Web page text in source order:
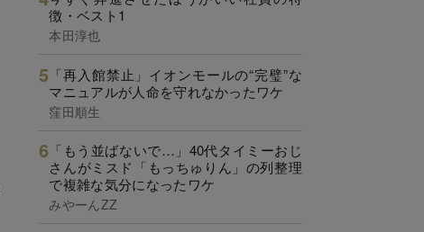
徴・ベスト1
本田淳也
「再入館禁止」イオンモールの“完璧”な
マニュアルが人命を守れなかったワケ
窪田順生
「もう並ばないで…」40代タイミーおじ
さんがミスド「もっちゅりん」の列整理
で複雑な気分になったワケ
みやーんZZ